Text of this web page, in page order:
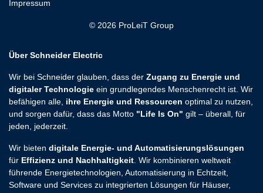
Impressum
© 2026 ProLeiT Group
Über Schneider Electric
Wir bei Schneider glauben, dass der Zugang zu Energie und
digitaler Technologie ein grundlegendes Menschenrecht ist. Wir
befähigen alle, ihre Energie und Ressourcen optimal zu nutzen,
und sorgen dafür, dass das Motto "Life Is On" gilt – überall, für
jeden, jederzeit.
Wir bieten digitale Energie- und Automatisierungslösungen
für Effizienz und Nachhaltigkeit . Wir kombinieren weltweit
führende Energietechnologien, Automatisierung in Echtzeit,
Software und Services zu integrierten Lösungen für Häuser,